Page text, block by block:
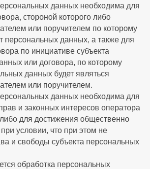
данных необходима для
стороной которого либо
или поручителем по которому
персональных данных, а также для
по инициативе субъекта
или договора, по которому
данных будет являться
или поручителем.
данных необходима для
и законных интересов оператора
для достижения общественно
условии, что при этом не
и свободы субъекта персональных
обработка персональных